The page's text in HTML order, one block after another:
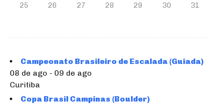
25 26 27 28 29 30 31
Campeonato Brasileiro de Escalada (Guiada)
08 de ago - 09 de ago
Curitiba
Copa Brasil Campinas (Boulder)